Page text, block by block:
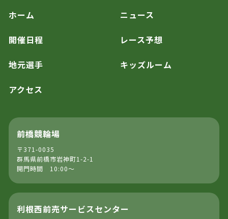
ホーム ニュース
開催日程 レース予想
地元選手 キッズルーム
アクセス
前橋競輪場
〒371-0035
群馬県前橋市岩神町1-2-1
開門時間 10:00～
利根西前売サービスセンター